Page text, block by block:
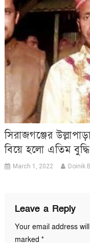
সিরাজগঞ্জের
বিয়ে হলো এতিম
March 1, 2022 Doinik
Leave a Reply
Your email address
marked *